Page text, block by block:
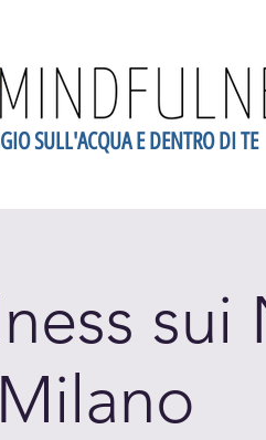
SULL'ACQUA E DENTRO DI TE
sui
Milano